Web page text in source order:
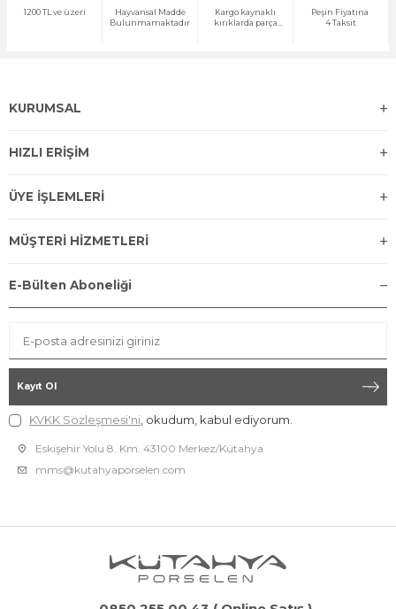
1200 TL ve üzeri
Hayvansal Madde
Bulunmamaktadır
Kargo kaynaklı
kırıklarda parça
Peşin Fiyatına
4 Taksit
KURUMSAL
HIZLI ERİŞİM
ÜYE İŞLEMLERİ
MÜŞTERİ HİZMETLERİ
E-Bülten Aboneliği
Kayıt Ol
KVKK Sözleşmesi'ni , okudum, kabul ediyorum.
Eskişehir Yolu 8. Km. 43100 Merkez/Kütahya
mms@kutahyaporselen.com